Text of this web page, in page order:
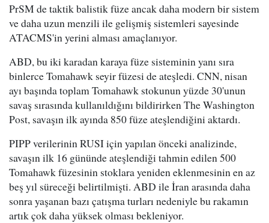
PrSM de taktik balistik füze ancak daha modern bir sistem
ve daha uzun menzili ile gelişmiş sistemleri sayesinde
ATACMS'in yerini alması amaçlanıyor.
ABD, bu iki karadan karaya füze sisteminin yanı sıra
binlerce Tomahawk seyir füzesi de ateşledi. CNN, nisan
ayı başında toplam Tomahawk stokunun yüzde 30'unun
savaş sırasında kullanıldığını bildirirken The Washington
Post, savaşın ilk ayında 850 füze ateşlendiğini aktardı.
PIPP verilerinin RUSI için yapılan önceki analizinde,
savaşın ilk 16 gününde ateşlendiği tahmin edilen 500
Tomahawk füzesinin stoklara yeniden eklenmesinin en az
beş yıl süreceği belirtilmişti. ABD ile İran arasında daha
sonra yaşanan bazı çatışma turları nedeniyle bu rakamın
artık çok daha yüksek olması bekleniyor.